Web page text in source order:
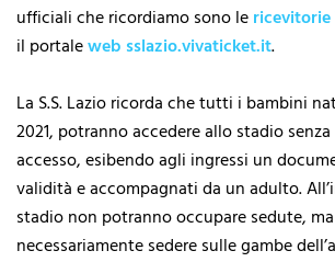
ufficiali che ricordiamo sono le
il portaleweb sslazio.vivaticket.it.
La S.S. Lazio ricorda che tutti i bambini
2021, potranno accedere allo stadio
accesso, esibendo agli ingressi un
validità e accompagnati da un adulto.
stadio non potranno occupare sedute,
necessariamente sedere sulle gambe